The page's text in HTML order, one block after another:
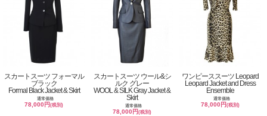
スカートスーツ フォーマル
ブラック
Formal Black Jacket & Skirt
通常価格
78,000円(税別)
スカートスーツ ウール&シ
ルク グレー
WOOL & SILK Gray Jacket &
Skirt
通常価格
78,000円(税別)
ワンピーススーツ Leopard
Leopard Jacket and Dress
Ensemble
通常価格
78,000円(税別)